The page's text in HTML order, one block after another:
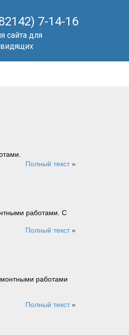
7-14-16
сайта для
Полный текст»
работами. С
Полный текст»
работами
Полный текст»